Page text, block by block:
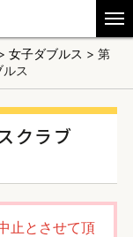
女子ダブルス > 第
ス
クラブ
止とさせて頂